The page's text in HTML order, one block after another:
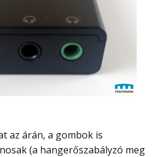
(a hangerőszabályzó meg